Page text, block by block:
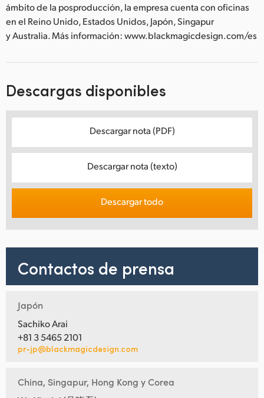
ámbito de la posproducción, la empresa cuenta con oficinas
en el Reino Unido, Estados Unidos, Japón, Singapur
y Australia. Más información: www.blackmagicdesign.com/es
Descargas disponibles
Descargar nota (PDF)
Descargar nota (texto)
Descargar todo
Contactos de prensa
Japón
Sachiko Arai
+81 3 5465 2101
pr-jp@blackmagicdesign.com
China, Singapur, Hong Kong y Corea